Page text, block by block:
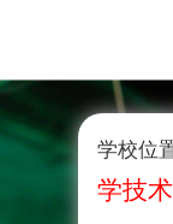
学校位
学技